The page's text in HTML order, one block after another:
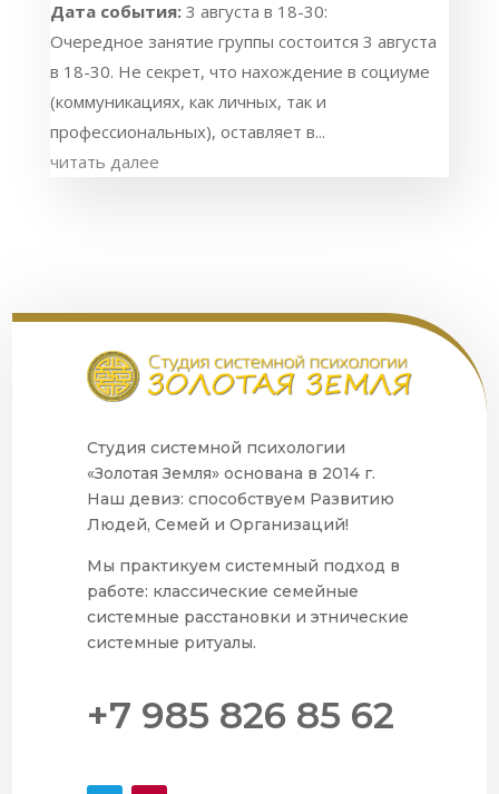
Дата события: 3 августа в 18-30:
Очередное занятие группы состоится 3 августа
в 18-30. Не секрет, что нахождение в социуме
(коммуникациях, как личных, так и
профессиональных), оставляет в...
читать далее
Студия системной психологии
«Золотая Земля» основана в 2014 г.
Наш девиз: способствуем Развитию
Людей, Семей и Организаций!
Мы практикуем системный подход в
работе: классические семейные
системные расстановки и этнические
системные ритуалы.
+7 985 826 85 62